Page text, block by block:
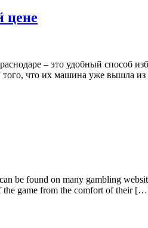
цене
– это удобный способ
что их машина уже вышла
be found on many gambling
the game from the comfort of their